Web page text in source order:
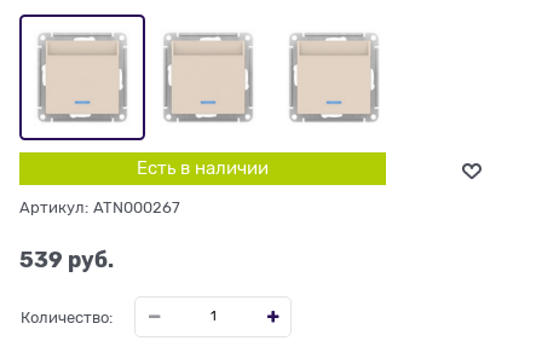
Есть в наличии
Артикул: ATN000267
539 руб.
Количество: